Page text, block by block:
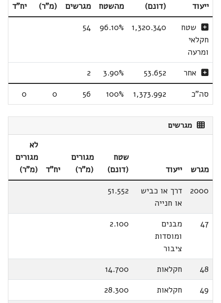
ייעוד
(דונם)
מהשטח
מגרשים
(מ"ר)
יח"ד
שטח
חקלאי
ומרעה
1,320.340
96.10%
54
אחר 53.652
3.90%
2
סה"כ
1,373.992
100%
56
0
0
מגרשים
מגרש ייעוד
שטח
(דונם)
מגורים
(מ"ר)
יח"ד
לא
מגורים
(מ"ר)
2000
דרך או כביש
או חנייה
51.552
47
מבנים
ומוסדות
ציבור
2.100
48 חקלאות
14.700
49
חקלאות
28.300